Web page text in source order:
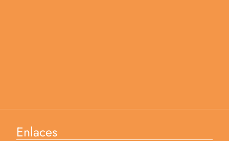
Enlaces